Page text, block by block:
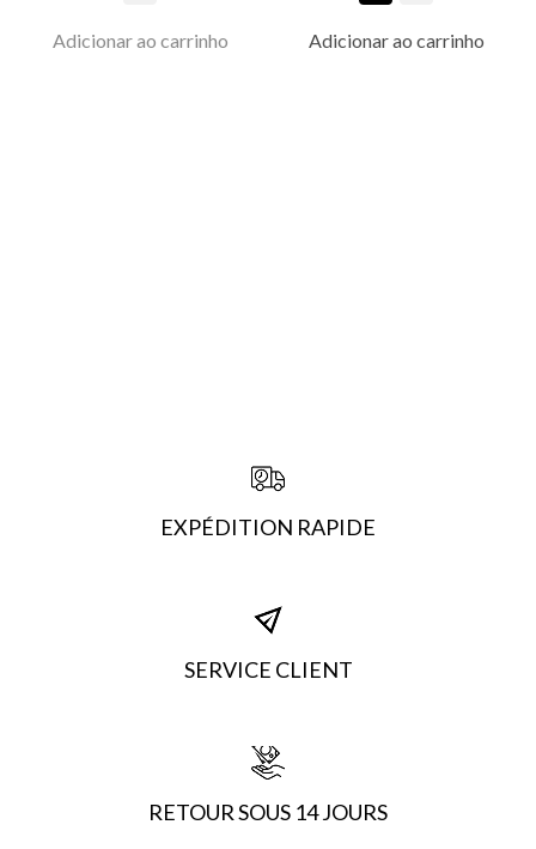
Adicionar ao carrinho Adicionar ao carrinho
EXPÉDITION RAPIDE
SERVICE CLIENT
RETOUR SOUS 14 JOURS